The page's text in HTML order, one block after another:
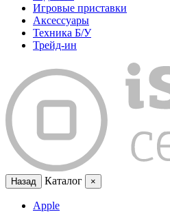
Игровые приставки
Аксессуары
Техника Б/У
Трейд-ин
Назад Каталог ×
Apple